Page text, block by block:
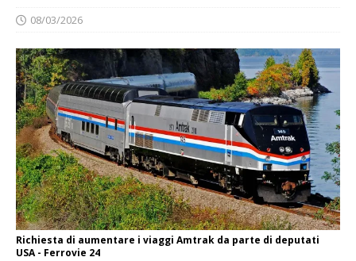
08/03/2026
Richiesta di aumentare i viaggi Amtrak da parte di deputati
USA - Ferrovie 24